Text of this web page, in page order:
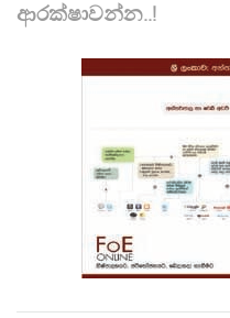
ආරක්ෂාවන්න..!